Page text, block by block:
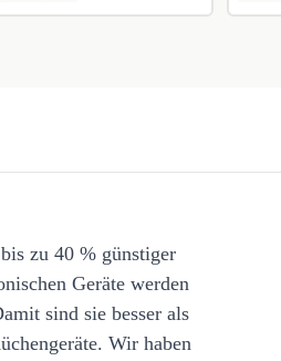
zu 40 % günstiger
Geräte werden
sind sie besser als
Wir haben